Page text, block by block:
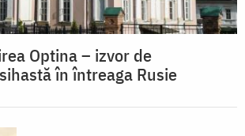
Optina – izvor de
în întreaga Rusie